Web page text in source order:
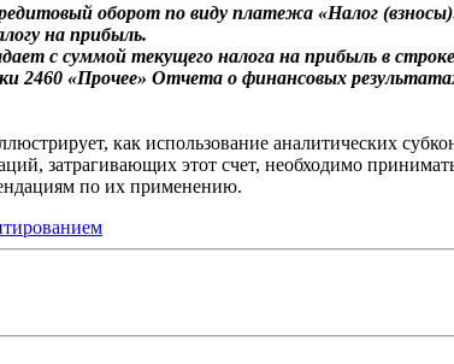
оборот по виду платежа «Налог
на прибыль.
с суммой текущего налога на прибыль в
2460 «Прочее» Отчета о финансовых
как использование аналитических
затрагивающих этот счет, необходимо
по их применению.